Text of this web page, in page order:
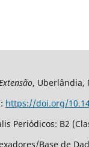
, Uberlândia,
https://doi.org/
Periódicos: B2
Base de